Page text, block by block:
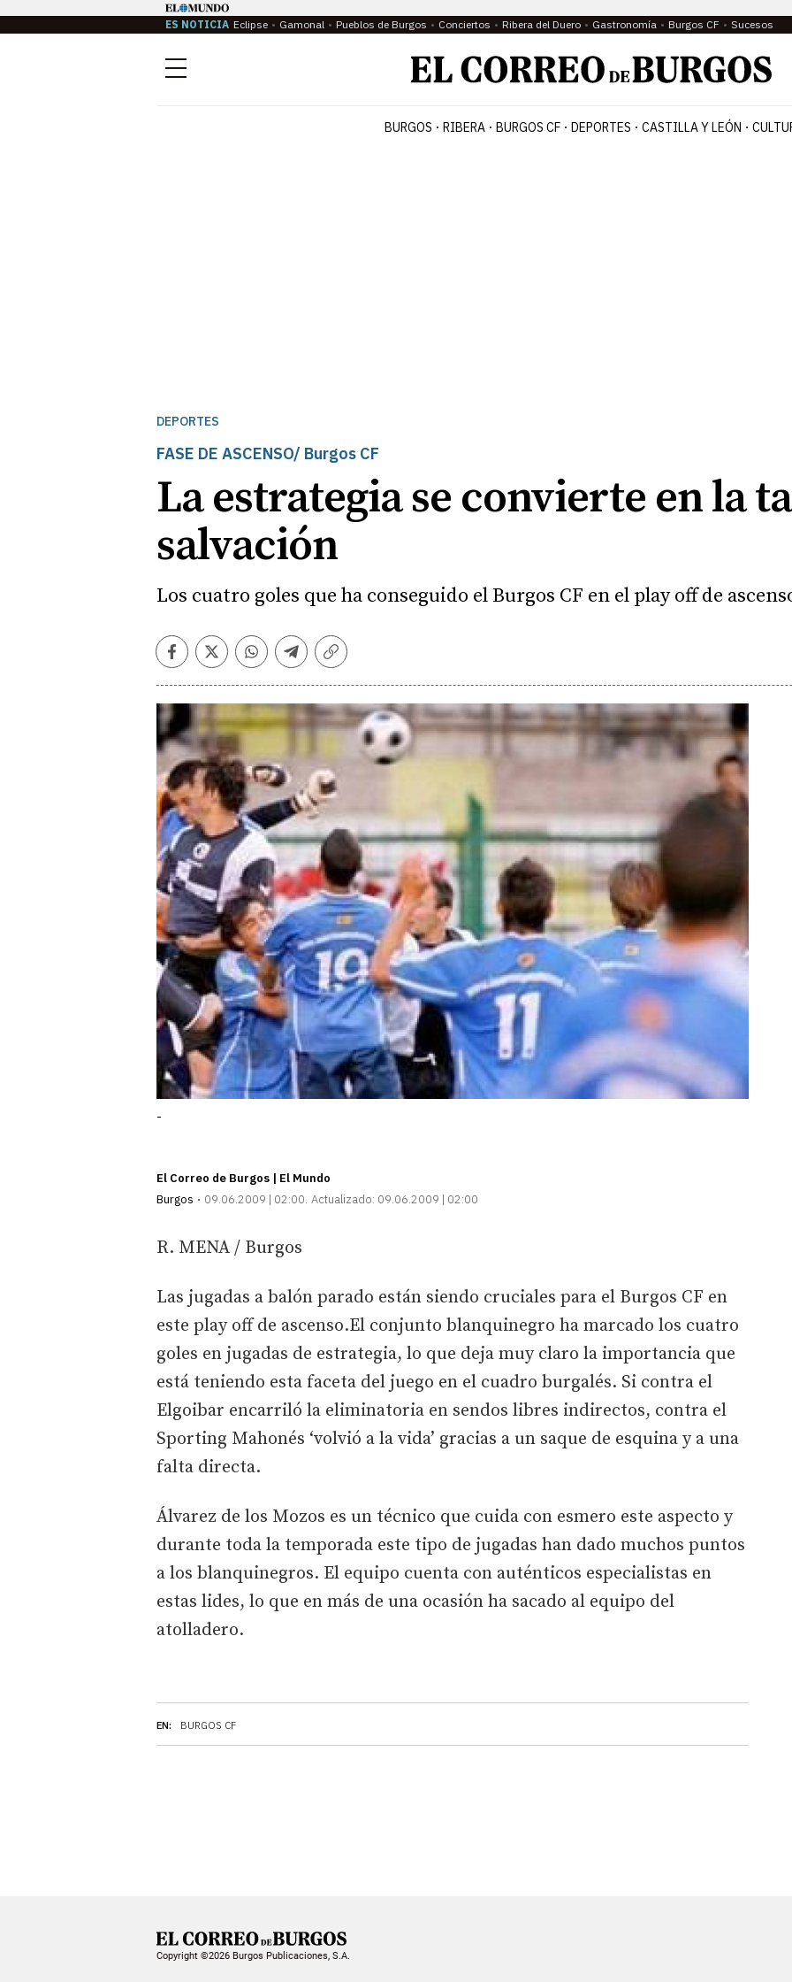
ES NOTICIA Eclipse Gamonal Pueblos de Burgos Conciertos Ribera del Duero Gastronomía Burgos CF Sucesos
Menú
BURGOS RIBERA BURGOS CF DEPORTES CASTILLA Y LEÓN
DEPORTES
FASE DE ASCENSO/ Burgos CF
La estrategia se convierte en la
salvación
Los cuatro goles que ha conseguido el Burgos CF en el play off de
Facebook
TwitterWhatsapp
Telegram
Copiar
-
El Correo de Burgos | El Mundo
Burgos
09.06.2009 | 02:00 Actualizado: 09.06.2009 | 02:00
EN: BURGOS CF
R. MENA / Burgos
Las jugadas a balón parado están siendo cruciales para el Burgos CF en
este play off de ascenso.El conjunto blanquinegro ha marcado los cuatro
goles en jugadas de estrategia, lo que deja muy claro la importancia que
está teniendo esta faceta del juego en el cuadro burgalés. Si contra el
Elgoibar encarriló la eliminatoria en sendos libres indirectos, contra el
Sporting Mahonés ‘volvió a la vida’ gracias a un saque de esquina y a una
falta directa.
Álvarez de los Mozos es un técnico que cuida con esmero este aspecto y
durante toda la temporada este tipo de jugadas han dado muchos puntos
a los blanquinegros. El equipo cuenta con auténticos especialistas en
estas lides, lo que en más de una ocasión ha sacado al equipo del
atolladero.
Copyright ©2026 Burgos Publicaciones, S.A.